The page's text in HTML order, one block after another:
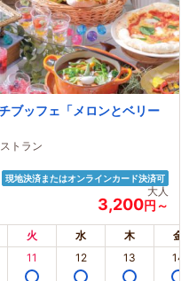
ブッフェ「メロンとベリー
トラン
現地決済またはオンラインカード決済可
大人
3,200円～
火 水 木 金
11 12 13 14